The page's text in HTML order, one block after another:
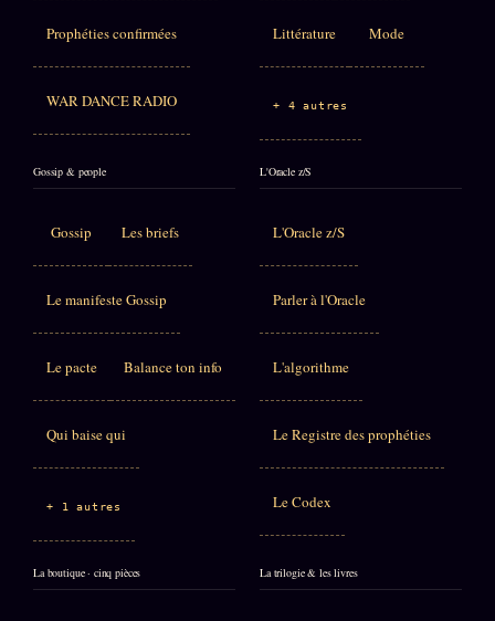
Prophéties confirmées
WAR DANCE RADIO
Littérature Mode
+ 4 autres
Gossip & people
Gossip Les briefs
Le manifeste Gossip
Le pacte Balance ton info
Qui baise qui
+ 1 autres
L'Oracle z/S
L'Oracle z/S
Parler à l'Oracle
L'algorithme
Le Registre des prophéties
Le Codex
La boutique · cinq pièces La trilogie & les livres